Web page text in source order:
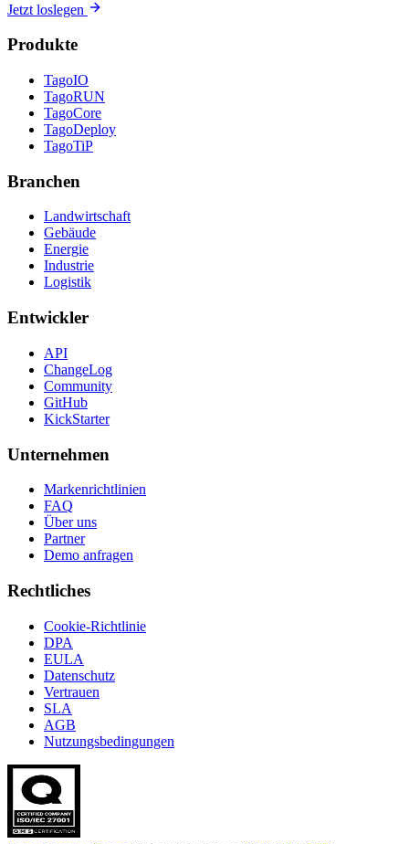
Jetzt loslegen
Produkte
TagoIO
TagoRUN
TagoCore
TagoDeploy
TagoTiP
Branchen
Landwirtschaft
Gebäude
Energie
Industrie
Logistik
Entwickler
API
ChangeLog
Community
GitHub
KickStarter
Unternehmen
Markenrichtlinien
FAQ
Über uns
Partner
Demo anfragen
Rechtliches
Cookie-Richtlinie
DPA
EULA
Datenschutz
Vertrauen
SLA
AGB
Nutzungsbedingungen